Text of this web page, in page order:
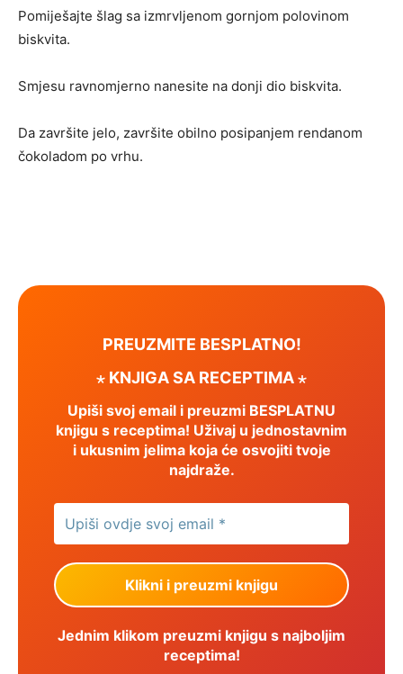
Pomiješajte šlag sa izmrvljenom gornjom polovinom
biskvita.
Smjesu ravnomjerno nanesite na donji dio biskvita.
Da završite jelo, završite obilno posipanjem rendanom
čokoladom po vrhu.
PREUZMITE BESPLATNO!
⋆ KNJIGA SA RECEPTIMA ⋆
Upiši svoj email i preuzmi BESPLATNU
knjigu s receptima! Uživaj u jednostavnim
i ukusnim jelima koja će osvojiti tvoje
najdraže.
Jednim klikom preuzmi knjigu s najboljim
receptima!